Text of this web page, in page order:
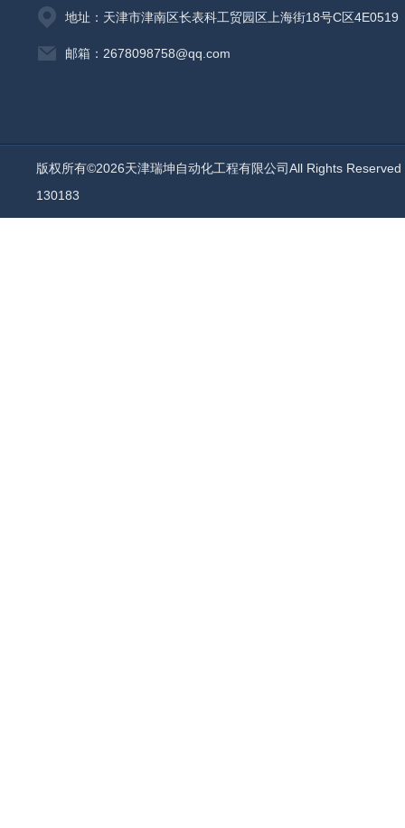
地址：天津市津南区长表科工贸园区上海街18号C区4E0519
邮箱：2678098758@qq.com
版权所有©2026天津瑞坤自动化工程有限公司All Rights
130183